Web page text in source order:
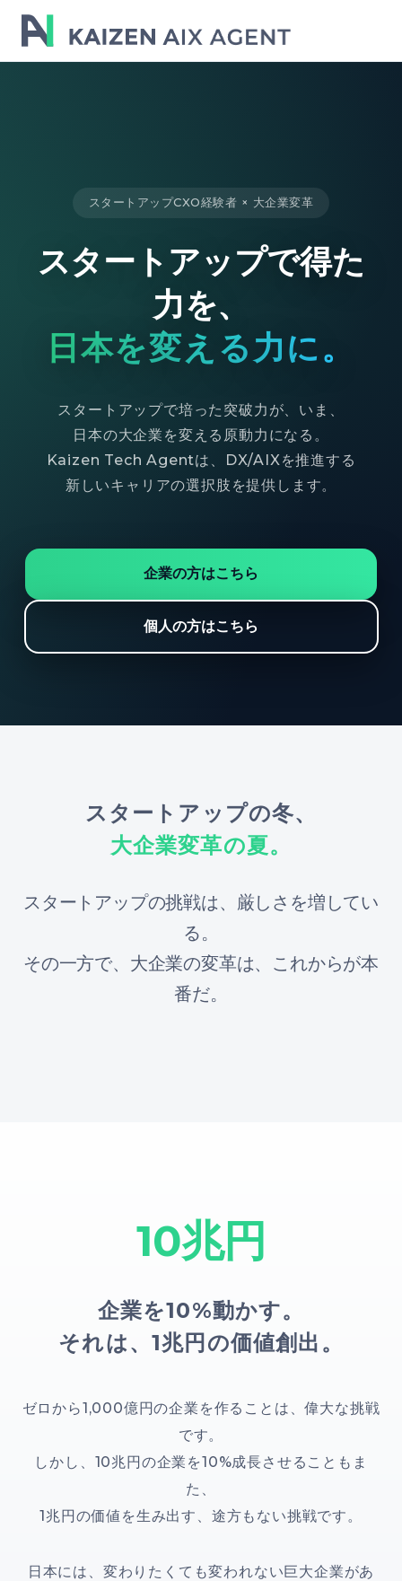
スタートアップCXO経験者 × 大企業変革
スタートアップで得た
力を、
日本を変える力に。
スタートアップで培った突破力が、いま、
日本の大企業を変える原動力になる。
Kaizen Tech Agentは、DX/AIXを推進する
新しいキャリアの選択肢を提供します。
企業の方はこちら
個人の方はこちら
スタートアップの冬、
大企業変革の夏。
スタートアップの挑戦は、厳しさを増してい
る。
その一方で、大企業の変革は、これからが本
番だ。
10兆円
企業を10%動かす。
それは、1兆円の価値創出。
ゼロから1,000億円の企業を作ることは、偉大な挑戦
です。
しかし、10兆円の企業を10%成長させることもま
た、
1兆円の価値を生み出す、途方もない挑戦です。
日本には、変わりたくても変われない巨大企業があ